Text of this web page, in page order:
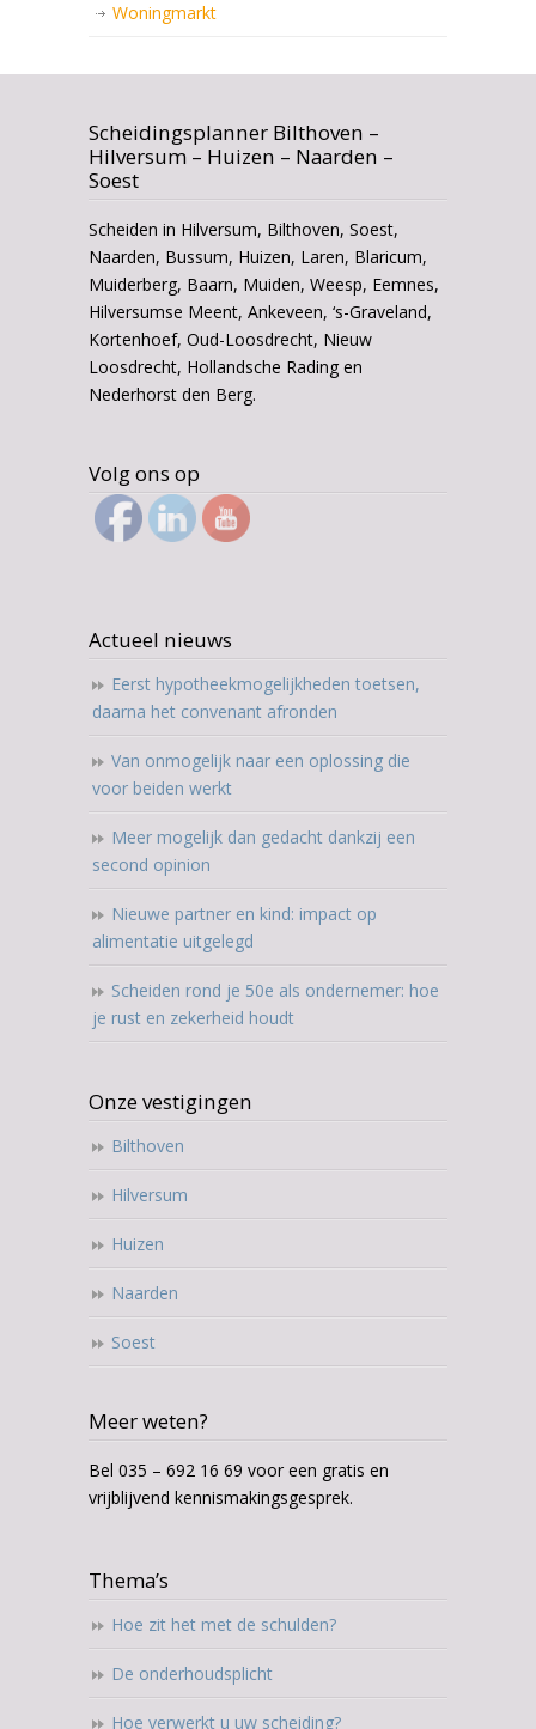
Woningmarkt
Scheidingsplanner Bilthoven –
Hilversum – Huizen – Naarden –
Soest
Scheiden in Hilversum, Bilthoven, Soest,
Naarden, Bussum, Huizen, Laren, Blaricum,
Muiderberg, Baarn, Muiden, Weesp, Eemnes,
Hilversumse Meent, Ankeveen, ‘s-Graveland,
Kortenhoef, Oud-Loosdrecht, Nieuw
Loosdrecht, Hollandsche Rading en
Nederhorst den Berg.
Volg ons op
Actueel nieuws
Eerst hypotheekmogelijkheden toetsen,
daarna het convenant afronden
Van onmogelijk naar een oplossing die
voor beiden werkt
Meer mogelijk dan gedacht dankzij een
second opinion
Nieuwe partner en kind: impact op
alimentatie uitgelegd
Scheiden rond je 50e als ondernemer: hoe
je rust en zekerheid houdt
Onze vestigingen
Bilthoven
Hilversum
Huizen
Naarden
Soest
Meer weten?
Bel 035 – 692 16 69 voor een gratis en
vrijblijvend kennismakingsgesprek.
Thema’s
Hoe zit het met de schulden?
De onderhoudsplicht
Hoe verwerkt u uw scheiding?